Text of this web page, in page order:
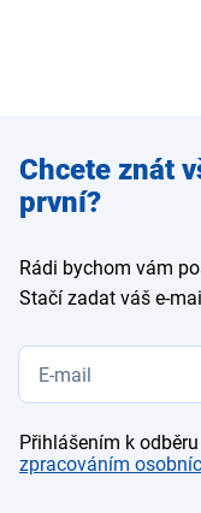
Zadejte
e-mail
Chcete znát
první?
Rádi bychom vám
Stačí zadat váš e-
Přihlášením k
zpracováním